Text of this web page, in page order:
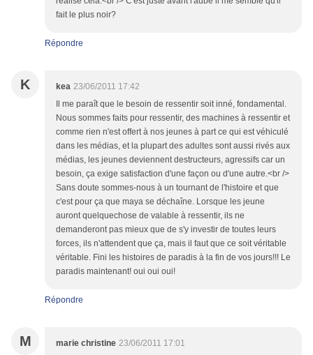
fait le plus noir?
Répondre
K kea 23/06/2011 17:42
Il me paraît que le besoin de ressentir soit inné, fondamental.
Nous sommes faits pour ressentir, des machines à ressentir et
comme rien n'est offert à nos jeunes à part ce qui est véhiculé
dans les médias, et la plupart des adultes sont aussi rivés aux
médias, les jeunes deviennent destructeurs, agressifs car un
besoin, ça exige satisfaction d'une façon ou d'une autre.<br />
Sans doute sommes-nous à un tournant de l'histoire et que
c'est pour ça que maya se déchaîne. Lorsque les jeune
auront quelquechose de valable à ressentir, ils ne
demanderont pas mieux que de s'y investir de toutes leurs
forces, ils n'attendent que ça, mais il faut que ce soit véritable
véritable. Fini les histoires de paradis à la fin de vos jours!!! Le
paradis maintenant! oui oui oui!
Répondre
M marie christine 23/06/2011 17:01